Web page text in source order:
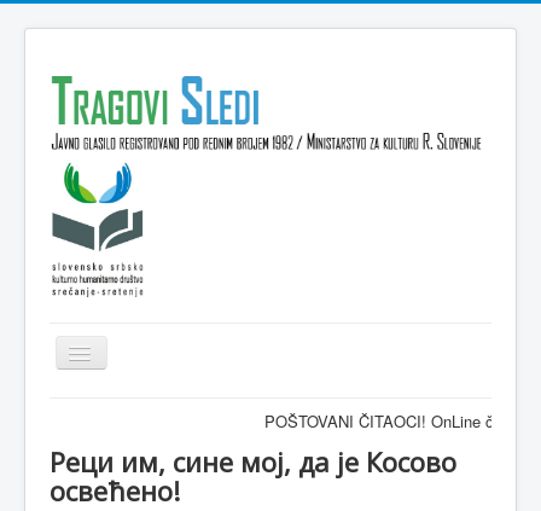
Isključi
navigaciju
VESTI
KULTURA
POŠTOVANI ČITAOCI! OnLine
Реци им, сине мој, да је Косово
освећено!